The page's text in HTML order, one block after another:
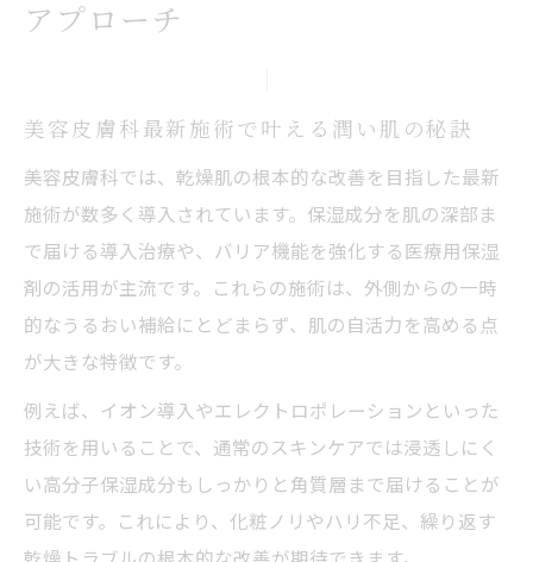
アプローチ
美容皮膚科最新施術で叶える潤い肌の秘訣
美容皮膚科では、乾燥肌の根本的な改善を目指した最新
施術が数多く導入されています。保湿成分を肌の深部ま
で届ける導入治療や、バリア機能を強化する医療用保湿
剤の活用が主流です。これらの施術は、外側からの一時
的なうるおい補給にとどまらず、肌の自活力を高める点
が大きな特徴です。
例えば、イオン導入やエレクトロポレーションといった
技術を用いることで、通常のスキンケアでは浸透しにく
い高分子保湿成分もしっかりと角質層まで届けることが
可能です。これにより、化粧ノリやハリ不足、繰り返す